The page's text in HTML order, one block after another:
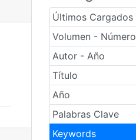
Últimos Cargados
Volumen - Número
Autor - Año
Título
Año
Palabras Clave
Keywords